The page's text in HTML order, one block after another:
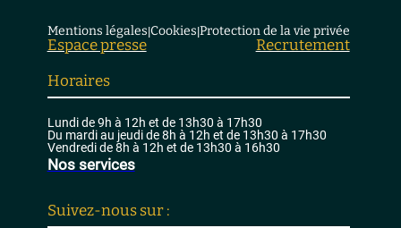
Mentions légales|Cookies|Protection de la vie privée
Espace presse
Recrutement
Horaires
Lundi de 9h à 12h et de 13h30 à 17h30
Du mardi au jeudi de 8h à 12h et de 13h30 à 17h30
Vendredi de 8h à 12h et de 13h30 à 16h30
Nos services
Suivez-nous sur :